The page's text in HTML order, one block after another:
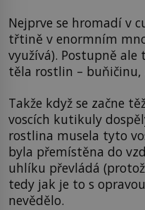
Nejprve se hromadí v
třtině v enormním
využívá). Postupně
těla rostlin –
Takže když se začne
voscích kutikuly
rostlina musela tyto
byla přemístěna do
uhlíku převládá
tedy jak je to s
nevědělo.